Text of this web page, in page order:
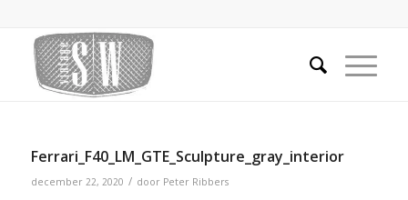
Ferrari_F40_LM_GTE_Sculpture_gray_interior
december 22, 2020 / door Peter Ribbers